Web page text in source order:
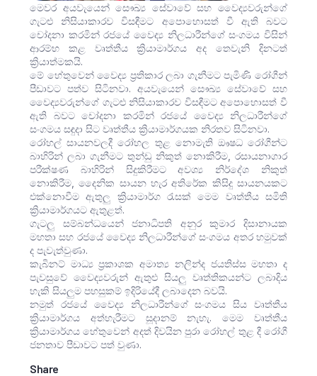
මෙවර අයවැයෙන් සෞඛ්‍ය සේවාවේ සහ වෛද්‍යවරුන්ගේ
ගැටළු නිසියාකාරව විසඳීමට අපොහොසත් වී ඇති බවට
චෝදනා කරමින් රජයේ වෛද්‍ය නිලධාරීන්ගේ සංගමය විසින්
ආරම්භ කළ වෘත්තීය ක්‍රියාමාර්ගය අද තෙවැනි දිනටත්
ක්‍රියාත්මකයි.
මේ හේතුවෙන් වෛද්‍ය ප්‍රතිකාර ලබා ගැනීමට පැමිණි රෝගීන්
පීඩාවට පත්ව සිටිනවා. අයවැයෙන් සෞඛ්‍ය සේවාවේ සහ
වෛද්‍යවරුන්ගේ ගැටළු නිසියාකාරව විසඳීමට අපොහොසත් වී
ඇති බවට චෝදනා කරමින් රජයේ වෛද්‍ය නිලධාරීන්ගේ
සංගමය සඳුදා සිට වෘත්තීය ක්‍රියාමාර්ගයක නිරතව සිටිනවා.
රෝහල් සායනවලදී රෝහල තුළ නොමැති ඖෂධ රෝගීන්ට
බාහිරින් ලබා ගැනීමට තුන්ඩු නිකුත් නොකිරීම, රසායනාගාර
පරීක්ෂණ බාහිරින් සිදුකිරීමට අවශ්‍ය නිර්දේශ නිකුත්
නොකිරීම, දෛනික සායන හැර අතිරේක කිසිදු සායනයකට
එක්නොවීම ඇතුලු ක්‍රියාමාර්ග රැසක් මෙම වෘත්තීය සමිති
ක්‍රියාමාර්ගයට ඇතුළත්.
ගැටලු සම්බන්ධයෙන් ජනාධිපති අනුර කුමාර දිසානායක
මහතා සහ රජයේ වෛද්‍ය නිලධාරීන්ගේ සංගමය අතර හමුවක්
ද පැවැත්වුණා.
කැබිනට් මාධ්‍ය ප්‍රකාශක අමාත්‍ය නලින්ද ජයතිස්ස මහතා ද
පැවසුවේ වෛද්‍යවරුන් ඇතුළු සියලු වෘත්තිකයන්ට ලබාදිය
හැකි සියලුම පහසුකම් ඉදිරියේදී ලබාදෙන බවයි.
නමුත් රජයේ වෛද්‍ය නිලධාරීන්ගේ සංගමය සිය වෘත්තීය
ක්‍රියාමාර්ගය අත්හැරීමට සූදානම් නැහැ. මෙම වෘත්තීය
ක්‍රියාමාර්ගය හේතුවෙන් අදත් දිවයින පුරා රෝහල් තුළ දී රෝගී
ජනතාව පීඩාවට පත් වුණා.
Share